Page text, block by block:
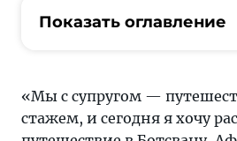
Ботсване,
машине,
Показать оглавление
«Мы с супругом —
стажем, и сегодня я хочу